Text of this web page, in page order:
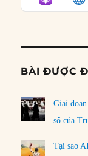
BÀI ĐƯỢC
Giai
số của
Tại sao